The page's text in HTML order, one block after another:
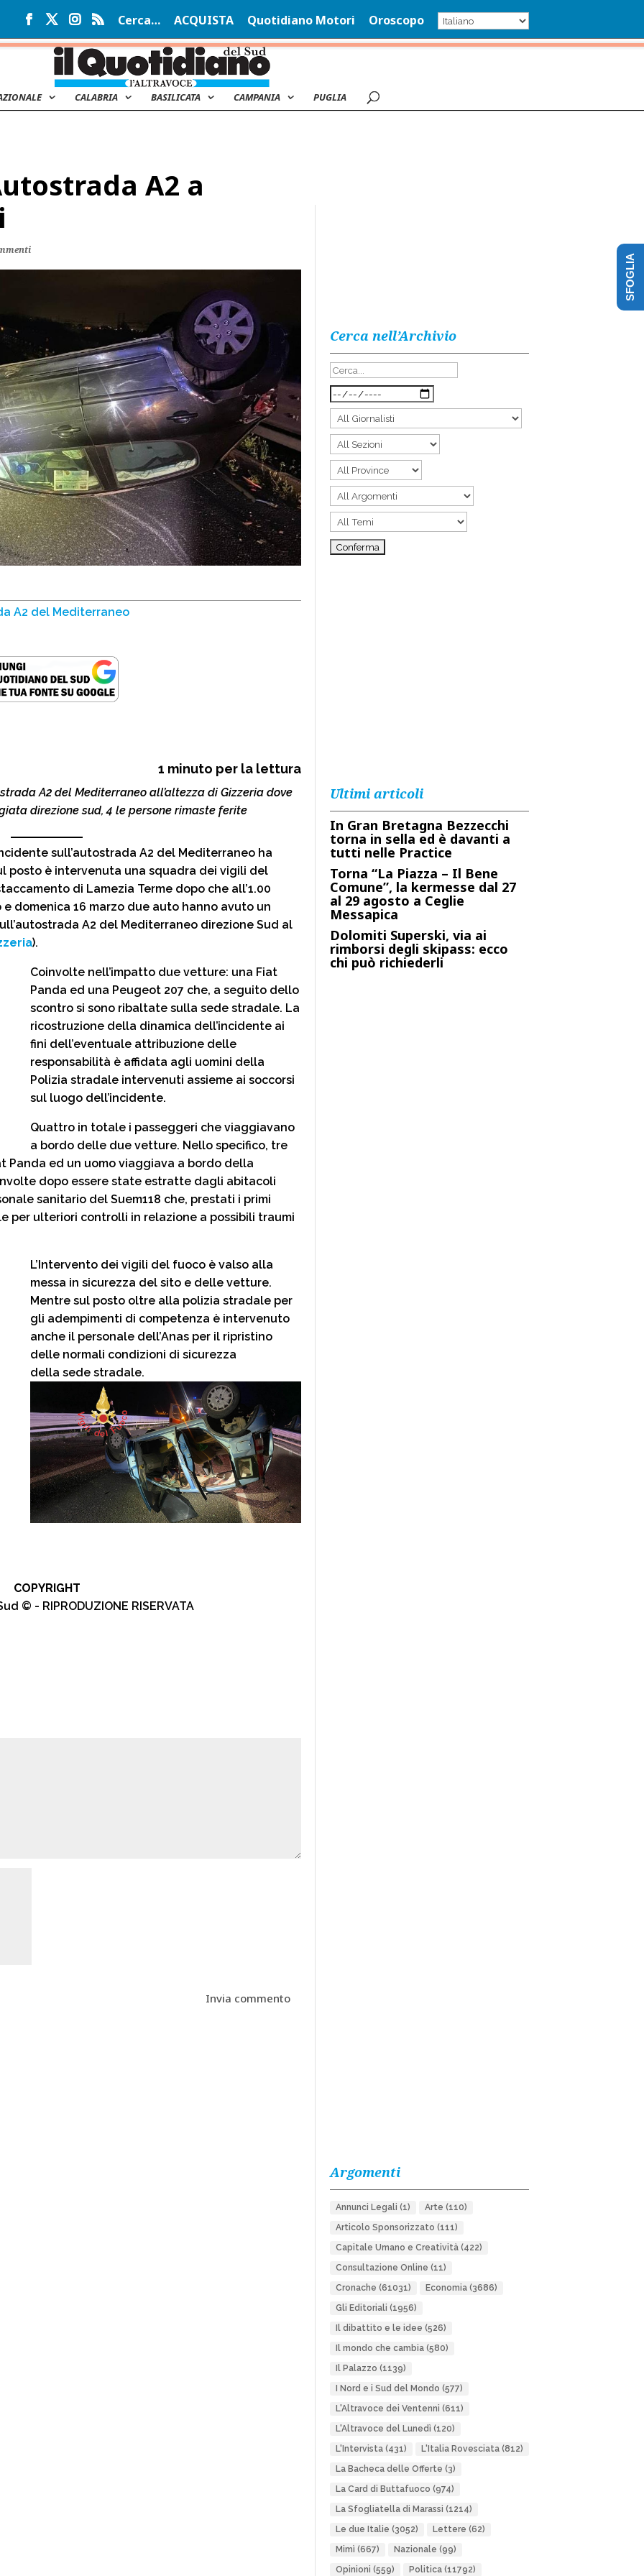
Cerca… ACQUISTA Quotidiano Motori Oroscopo
CALABRIA BASILICATA CAMPANIA PUGLIA
A2 a
A2 del Mediterraneo
1 minuto per la lettura
A2 del Mediterraneo all’altezza di Gizzeria dove
direzione sud, 4 le persone rimaste ferite
sull’autostrada A2 del Mediterraneo ha
posto è intervenuta una squadra dei vigili del
di Lamezia Terme dopo che all’1.00
domenica 16 marzo due auto hanno avuto un
A2 del Mediterraneo direzione Sud al
zeria).
Coinvolte nell’impatto due vetture: una Fiat
Panda ed una Peugeot 207 che, a seguito dello
scontro si sono ribaltate sulla sede stradale. La
ricostruzione della dinamica dell’incidente ai
fini dell’eventuale attribuzione delle
responsabilità è affidata agli uomini della
Polizia stradale intervenuti assieme ai soccorsi
sul luogo dell’incidente.
Quattro in totale i passeggeri che viaggiavano
a bordo delle due vetture. Nello specifico, tre
Panda ed un uomo viaggiava a bordo della
dopo essere state estratte dagli abitacoli
sanitario del Suem118 che, prestati i primi
per ulteriori controlli in relazione a possibili traumi
L’Intervento dei vigili del fuoco è valso alla
messa in sicurezza del sito e delle vetture.
Mentre sul posto oltre alla polizia stradale per
gli adempimenti di competenza è intervenuto
anche il personale dell’Anas per il ripristino
delle normali condizioni di sicurezza
della sede stradale.
COPYRIGHT
© - RIPRODUZIONE RISERVATA
Cerca nell’Archivio
Ultimi articoli
In Gran Bretagna Bezzecchi
torna in sella ed è davanti a
tutti nelle Practice
Torna “La Piazza – Il Bene
Comune”, la kermesse dal 27
al 29 agosto a Ceglie
Messapica
Dolomiti Superski, via ai
rimborsi degli skipass: ecco
chi può richiederli
Argomenti
Annunci Legali (1) Arte (110)
Articolo Sponsorizzato (111)
Capitale Umano e Creatività(422)
Consultazione Online (11)
Cronache (61031) Economia(3686)
Gli Editoriali (1956)
Il dibattito e le idee (526)
Il mondo che cambia(580)
Il Palazzo (1139)
I Nord e i Sud del Mondo (577)
L'Altravoce dei Ventenni (611)
L'Altravoce del Lunedì (120)
L'Intervista(431) L'Italia Rovesciata(812)
La Bacheca delle Offerte (3)
La Card di Buttafuoco (974)
La Sfogliatella di Marassi (1214)
Le due Italie (3052) Lettere (62)
Mimì (667) Nazionale (99)
Opinioni (559) Politica(11792)
SFOGLIA